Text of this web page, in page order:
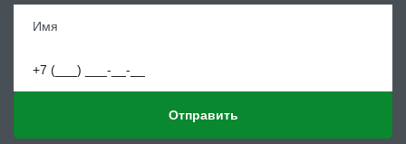
Отправить